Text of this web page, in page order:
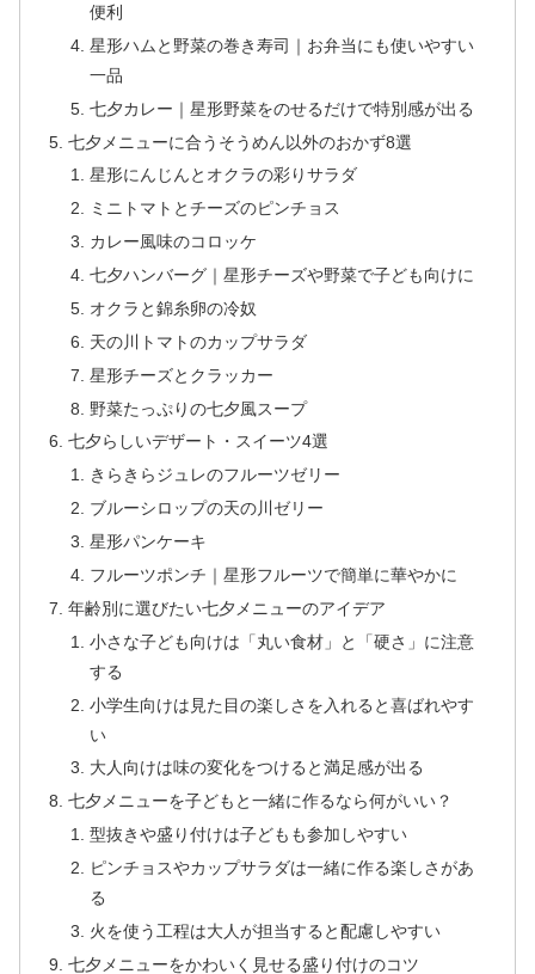
便利
星形ハムと野菜の巻き寿司｜お弁当にも使いやすい
一品
七夕カレー｜星形野菜をのせるだけで特別感が出る
七夕メニューに合うそうめん以外のおかず8選
星形にんじんとオクラの彩りサラダ
ミニトマトとチーズのピンチョス
カレー風味のコロッケ
七夕ハンバーグ｜星形チーズや野菜で子ども向けに
オクラと錦糸卵の冷奴
天の川トマトのカップサラダ
星形チーズとクラッカー
野菜たっぷりの七夕風スープ
七夕らしいデザート・スイーツ4選
きらきらジュレのフルーツゼリー
ブルーシロップの天の川ゼリー
星形パンケーキ
フルーツポンチ｜星形フルーツで簡単に華やかに
年齢別に選びたい七夕メニューのアイデア
小さな子ども向けは「丸い食材」と「硬さ」に注意
する
小学生向けは見た目の楽しさを入れると喜ばれやす
い
大人向けは味の変化をつけると満足感が出る
七夕メニューを子どもと一緒に作るなら何がいい？
型抜きや盛り付けは子どもも参加しやすい
ピンチョスやカップサラダは一緒に作る楽しさがあ
る
火を使う工程は大人が担当すると配慮しやすい
七夕メニューをかわいく見せる盛り付けのコツ